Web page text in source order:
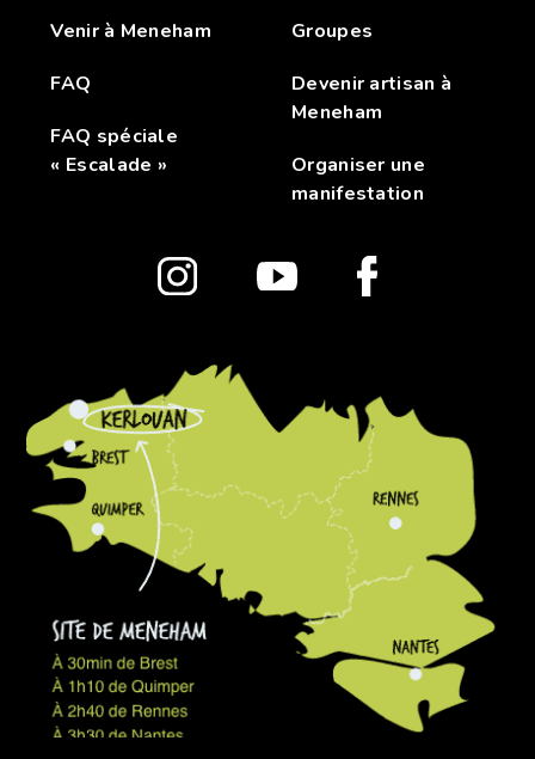
Venir à Meneham
FAQ
FAQ spéciale
« Escalade »
Groupes
Devenir artisan à
Meneham
Organiser une
manifestation